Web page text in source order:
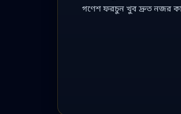
গণেশ ফরচুন খুব দ্রুত নজর